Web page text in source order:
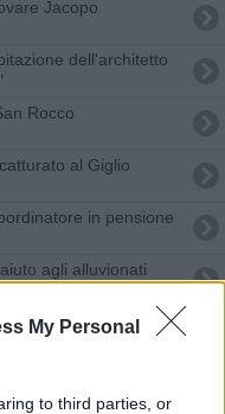
My Personal
to third parties, or
Jacopo
dell'architetto
Rocco
al Giglio
in pensione
agli alluvionati
un arresto